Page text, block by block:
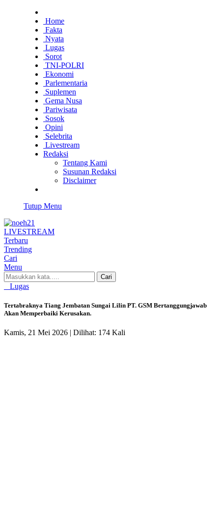
Home
Fakta
Nyata
Lugas
Sorot
TNI-POLRI
Ekonomi
Parlementaria
Suplemen
Gema Nusa
Pariwisata
Sosok
Opini
Selebrita
Livestream
Redaksi
Tentang Kami
Susunan Redaksi
Disclaimer
Tutup Menu
LIVESTREAM
Terbaru
Trending
Cari
Menu
Cari
Lugas
Tertabraknya Tiang Jembatan Sungai Lilin PT. GSM Bertanggungjawab
Akan Memperbaiki Kerusakan.
Kamis, 21 Mei 2026 | Dilihat: 174 Kali